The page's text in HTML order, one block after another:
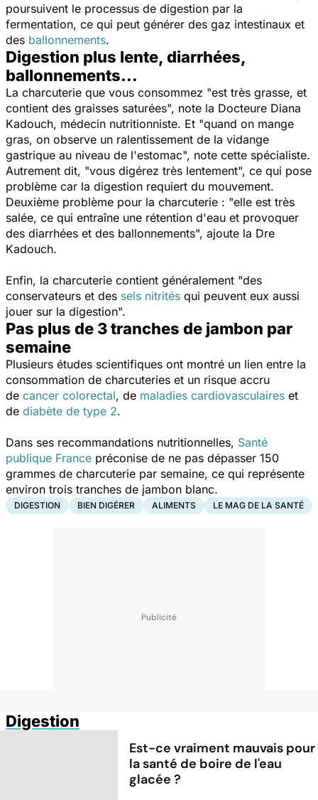
poursuivent le processus de digestion par la
fermentation, ce qui peut générer des gaz intestinaux et
des ballonnements.
Digestion plus lente, diarrhées,
ballonnements...
La charcuterie que vous consommez "est très grasse, et
contient des graisses saturées", note la Docteure Diana
Kadouch, médecin nutritionniste. Et "quand on mange
gras, on observe un ralentissement de la vidange
gastrique au niveau de l'estomac", note cette spécialiste.
Autrement dit, "vous digérez très lentement", ce qui pose
problème car la digestion requiert du mouvement.
Deuxième problème pour la charcuterie : "elle est très
salée, ce qui entraîne une rétention d'eau et provoquer
des diarrhées et des ballonnements", ajoute la Dre
Kadouch.
Enfin, la charcuterie contient généralement "des
conservateurs et des sels nitrités qui peuvent eux aussi
jouer sur la digestion".
Pas plus de 3 tranches de jambon par
semaine
Plusieurs études scientifiques ont montré un lien entre la
consommation de charcuteries et un risque accru
de cancer colorectal, de maladies cardiovasculaires et
de diabète de type 2.
Dans ses recommandations nutritionnelles, Santé
publique France préconise de ne pas dépasser 150
grammes de charcuterie par semaine, ce qui représente
environ trois tranches de jambon blanc.
DIGESTION BIEN DIGÉRER ALIMENTS LE MAG DE LA SANTÉ
Digestion
Est-ce vraiment mauvais pour
la santé de boire de l'eau
glacée ?